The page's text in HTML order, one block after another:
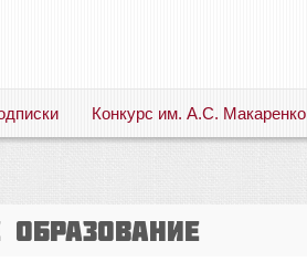
Конкурс им. А.С. Макаренко
образование